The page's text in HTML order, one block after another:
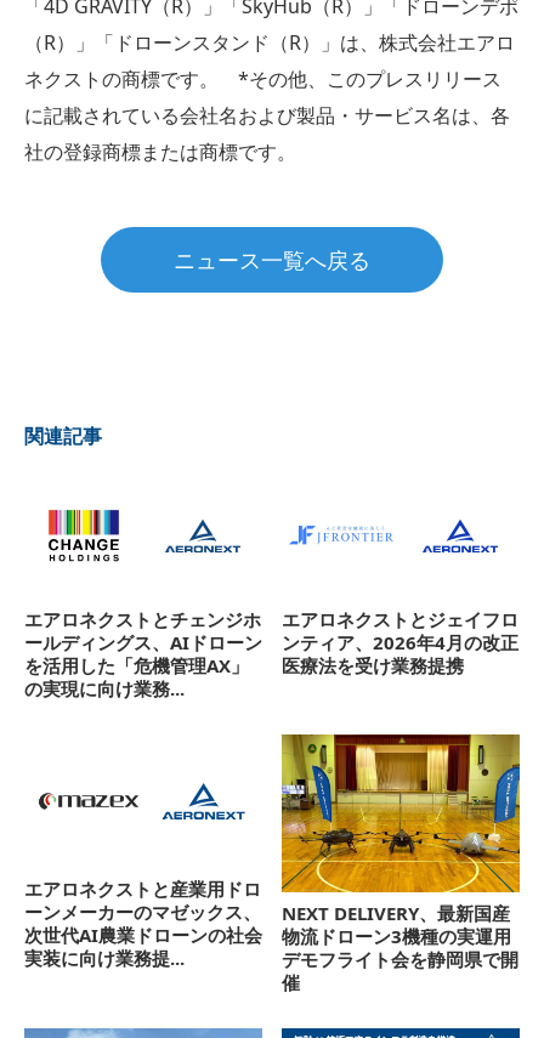
「4D GRAVITY（R）」「SkyHub（R）」「ドローンデポ
（R）」「ドローンスタンド（R）」は、株式会社エアロ
ネクストの商標です。 *その他、このプレスリリース
に記載されている会社名および製品・サービス名は、各
社の登録商標または商標です。
ニュース一覧へ戻る
関連記事
エアロネクストとチェンジホ
ールディングス、AIドローン
を活用した「危機管理AX」
の実現に向け業務...
エアロネクストとジェイフロ
ンティア、2026年4月の改正
医療法を受け業務提携
エアロネクストと産業用ドロ
ーンメーカーのマゼックス、
次世代AI農業ドローンの社会
実装に向け業務提...
NEXT DELIVERY、最新国産
物流ドローン3機種の実運用
デモフライト会を静岡県で開
催